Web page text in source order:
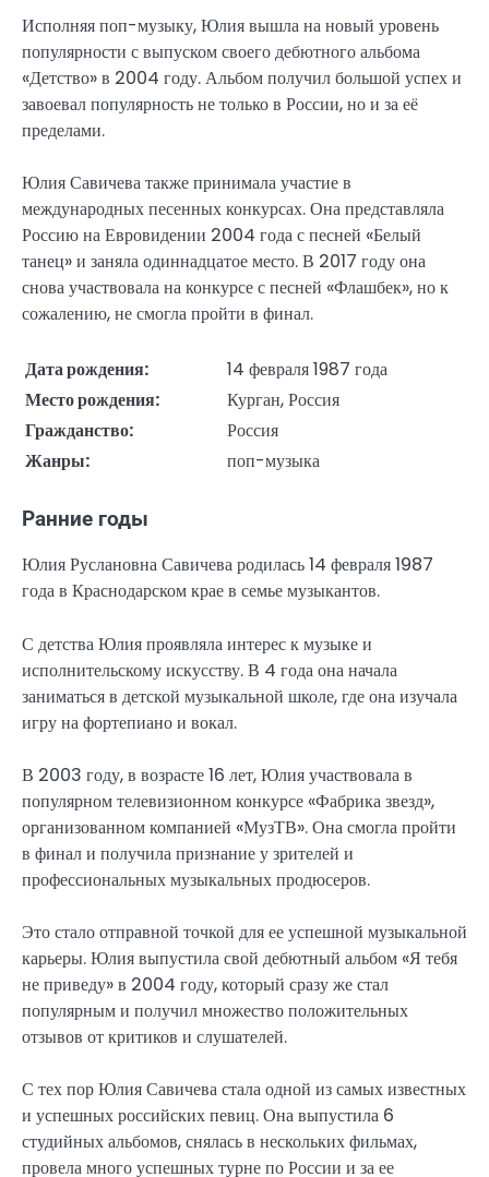
Исполняя поп-музыку, Юлия вышла на новый уровень
популярности с выпуском своего дебютного альбома
«Детство» в 2004 году. Альбом получил большой успех и
завоевал популярность не только в России, но и за её
пределами.
Юлия Савичева также принимала участие в
международных песенных конкурсах. Она представляла
Россию на Евровидении 2004 года с песней «Белый
танец» и заняла одиннадцатое место. В 2017 году она
снова участвовала на конкурсе с песней «Флашбек», но к
сожалению, не смогла пройти в финал.
Дата рождения:
14 февраля 1987 года
Место рождения:
Курган, Россия
Гражданство:
Россия
Жанры:
поп-музыка
Ранние годы
Юлия Руслановна Савичева родилась 14 февраля 1987
года в Краснодарском крае в семье музыкантов.
С детства Юлия проявляла интерес к музыке и
исполнительскому искусству. В 4 года она начала
заниматься в детской музыкальной школе, где она изучала
игру на фортепиано и вокал.
В 2003 году, в возрасте 16 лет, Юлия участвовала в
популярном телевизионном конкурсе «Фабрика звезд»,
организованном компанией «МузТВ». Она смогла пройти
в финал и получила признание у зрителей и
профессиональных музыкальных продюсеров.
Это стало отправной точкой для ее успешной музыкальной
карьеры. Юлия выпустила свой дебютный альбом «Я тебя
не приведу» в 2004 году, который сразу же стал
популярным и получил множество положительных
отзывов от критиков и слушателей.
С тех пор Юлия Савичева стала одной из самых известных
и успешных российских певиц. Она выпустила 6
студийных альбомов, снялась в нескольких фильмах,
провела много успешных турне по России и за ее